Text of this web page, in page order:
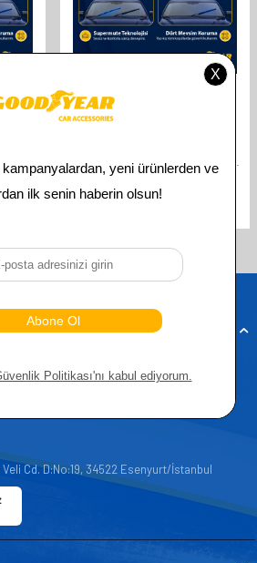
TAKIMI 2002-2009 HATCHBACK
610,00
ürün bulunmaktadır.
Cd. D:No:19, 34522 Esenyurt/İstanbul